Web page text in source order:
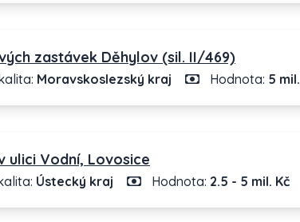
zastávek Děhylov (sil. II/469)
Moravskoslezský kraj Hodnota: 5
ulici Vodní, Lovosice
Ústecký kraj Hodnota: 2.5 - 5 mil. Kč